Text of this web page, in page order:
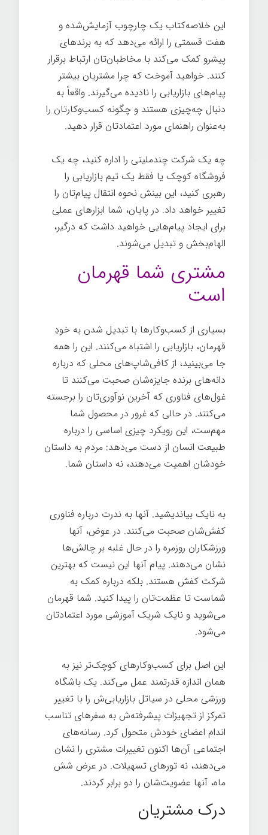
این خلاصه‌کتاب یک چارچوب آزمایش‌شده و
هفت قسمتی را ارائه می‌دهد که به برندهای
پیشرو کمک می‌کند با مخاطبان‌تان ارتباط برقرار
کنند. خواهید آموخت که چرا مشتریان بیشتر
پیام‌های بازاریابی را نادیده می‌گیرند. واقعاً به
دنبال چه‌چیزی هستند و چگونه کسب‌وکارتان را
به‌عنوان راهنمای مورد اعتمادتان قرار دهید.
چه یک شرکت چندملیتی را اداره کنید، چه یک
فروشگاه کوچک یا فقط یک تیم بازاریابی را
رهبری کنید، این بینش نحوه انتقال پیام‌تان را
تغییر خواهد داد. در پایان، شما ابزارهای عملی
برای ایجاد پیام‌هایی خواهید داشت که درگیر،
الهام‌بخش و تبدیل می‌شوند.
مشتری شما قهرمان
است
بسیاری از کسب‌وکارها با تبدیل شدن به خودِ
قهرمان، بازاریابی را اشتباه می‌کنند. این را همه
جا می‌بینید، از کافی‌شاپ‌های محلی که درباره
دانه‌های برنده جایزه‌شان صحبت می‌کنند تا
غول‌های فناوری که آخرین نوآوری‌تان را برجسته
می‌کنند. در حالی که غرور در محصول شما
مهم‌ست، این رویکرد چیزی اساسی را درباره
طبیعت انسان از دست می‌دهد: مردم به داستان
خودشان اهمیت می‌دهند، نه داستان شما.
به نایک بیاندیشید. آنها به ندرت درباره فناوری
کفش‌شان صحبت می‌کنند. در عوض، آنها
ورزشکاران روزمره را در حال غلبه بر چالش‌ها
نشان می‌دهند. پیام آنها این نیست که بهترین
شرکت کفش هستند. بلکه درباره کمک به
شماست تا عظمت‌تان را پیدا کنید. شما قهرمان
می‌شوید و نایک شریک آموزشی مورد اعتمادتان
می‌شود.
این اصل برای کسب‌وکارهای کوچک‌تر نیز به
همان اندازه قدرتمند عمل می‌کند. یک باشگاه
ورزشی محلی در سیاتل بازاریابی‌ش را با تغییر
تمرکز از تجهیزات پیشرفته‌ش به سفرهای تناسب
اندام اعضای خودش متحول کرد. رسانه‌های
اجتماعی آن‌ها اکنون تغییرات مشتری را نشان
می‌دهند، نه تورهای تسهیلات. در عرض شش
ماه، آنها عضویت‌شان را دو برابر کردند.
درک مشتریان